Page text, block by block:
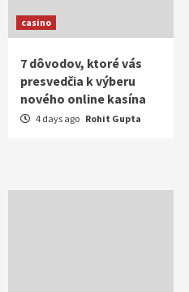
casino
7 dôvodov, ktoré vás
presvedčia k výberu
nového online kasína
4 days ago Rohit Gupta